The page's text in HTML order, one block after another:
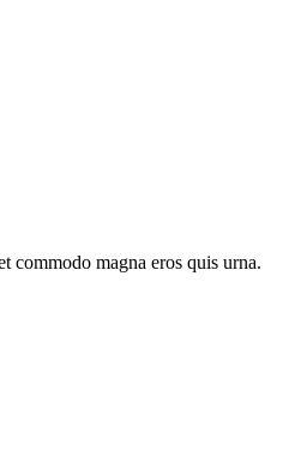
commodo magna eros quis urna.